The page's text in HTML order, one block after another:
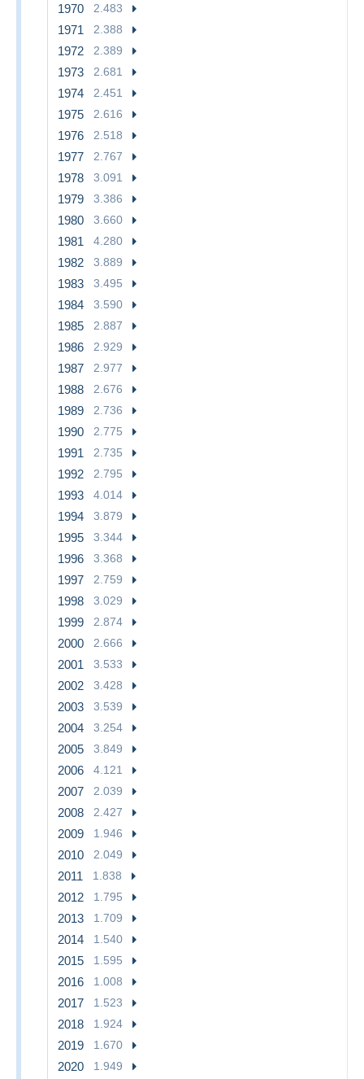
1970 2.483
1971 2.388
1972 2.389
1973 2.681
1974 2.451
1975 2.616
1976 2.518
1977 2.767
1978 3.091
1979 3.386
1980 3.660
1981 4.280
1982 3.889
1983 3.495
1984 3.590
1985 2.887
1986 2.929
1987 2.977
1988 2.676
1989 2.736
1990 2.775
1991 2.735
1992 2.795
1993 4.014
1994 3.879
1995 3.344
1996 3.368
1997 2.759
1998 3.029
1999 2.874
2000 2.666
2001 3.533
2002 3.428
2003 3.539
2004 3.254
2005 3.849
2006 4.121
2007 2.039
2008 2.427
2009 1.946
2010 2.049
2011 1.838
2012 1.795
2013 1.709
2014 1.540
2015 1.595
2016 1.008
2017 1.523
2018 1.924
2019 1.670
2020 1.949